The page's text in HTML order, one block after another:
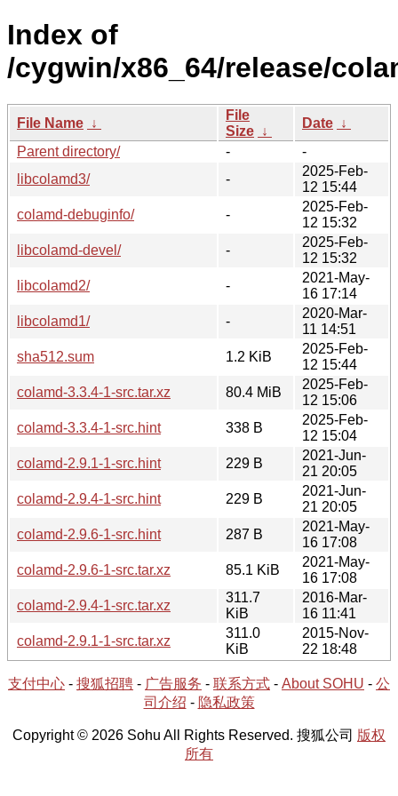
Index of
/cygwin/x86_64/release/
File Name ↓
File
Size ↓
Date ↓
Parent directory/
-
-
libcolamd3/
-
2025-Feb-
12 15:44
colamd-debuginfo/
-
2025-Feb-
12 15:32
libcolamd-devel/
-
2025-Feb-
12 15:32
libcolamd2/
-
2021-May-
16 17:14
libcolamd1/
-
2020-Mar-
11 14:51
sha512.sum
1.2 KiB
2025-Feb-
12 15:44
colamd-3.3.4-1-src.tar.xz
80.4 MiB
2025-Feb-
12 15:06
colamd-3.3.4-1-src.hint
338 B
2025-Feb-
12 15:04
colamd-2.9.1-1-src.hint
229 B
2021-Jun-
21 20:05
colamd-2.9.4-1-src.hint
229 B
2021-Jun-
21 20:05
colamd-2.9.6-1-src.hint
287 B
2021-May-
16 17:08
colamd-2.9.6-1-src.tar.xz
85.1 KiB
2021-May-
16 17:08
colamd-2.9.4-1-src.tar.xz
311.7
KiB
2016-Mar-
16 11:41
colamd-2.9.1-1-src.tar.xz
311.0
KiB
2015-Nov-
22 18:48
支付中心 - 搜狐招聘 - 广告服务 - 联系方式 - About SOHU - 公
司介绍 - 隐私政策
Copyright © 2026 Sohu All Rights Reserved. 搜狐公司 版权
所有